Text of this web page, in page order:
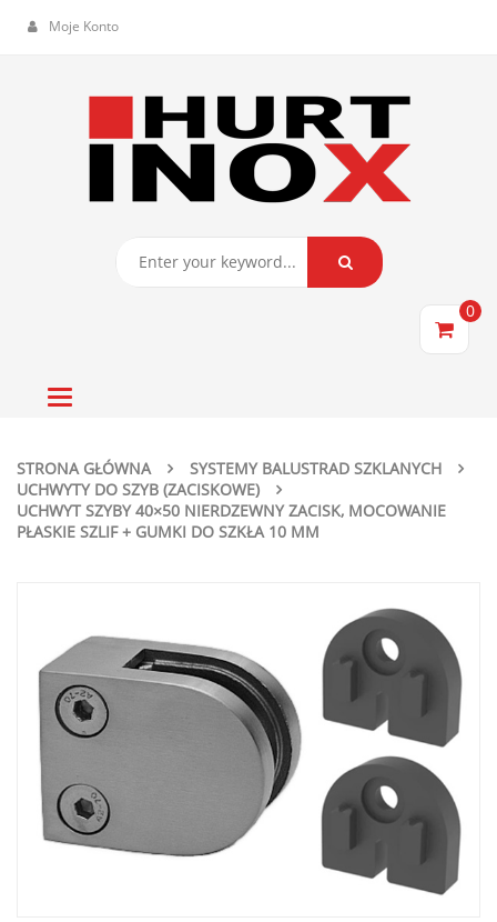
Moje Konto
0
Toggle
STRONA GŁÓWNA
SYSTEMY BALUSTRAD SZKLANYCH
UCHWYTY DO SZYB (ZACISKOWE)
UCHWYT SZYBY 40×50 NIERDZEWNY ZACISK, MOCOWANIE
PŁASKIE SZLIF + GUMKI DO SZKŁA 10 MM